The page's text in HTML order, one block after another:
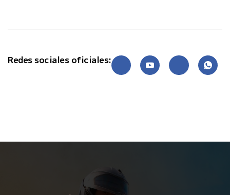
Redes sociales oficiales: